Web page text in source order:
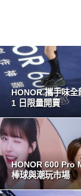
HONOR 攜手味
1 日限量開賣
HONOR 600 Pro
棒球與潮玩市場